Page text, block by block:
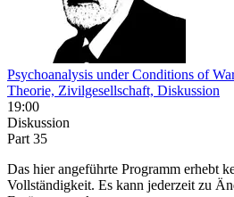
Psychoanalysis under Conditions of
Theorie, Zivilgesellschaft, Diskussion
19:00
Diskussion
Part 35
Das hier angeführte Programm erhebt
Vollständigkeit. Es kann jederzeit zu